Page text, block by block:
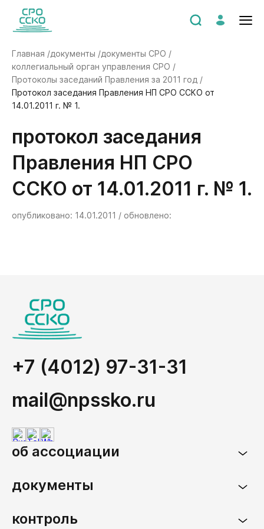
Главная /документы /документы СРО /
коллегиальный орган управления СРО /
Протоколы заседаний Правления за 2011 год /
Протокол заседания Правления НП СРО ССКО от
14.01.2011 г. № 1.
Протокол заседания
Правления НП СРО
ССКО от 14.01.2011 г. № 1.
опубликовано: 14.01.2011 / обновлено:
+7 (4012) 97-31-31
mail@npssko.ru
об ассоциации
документы
контроль